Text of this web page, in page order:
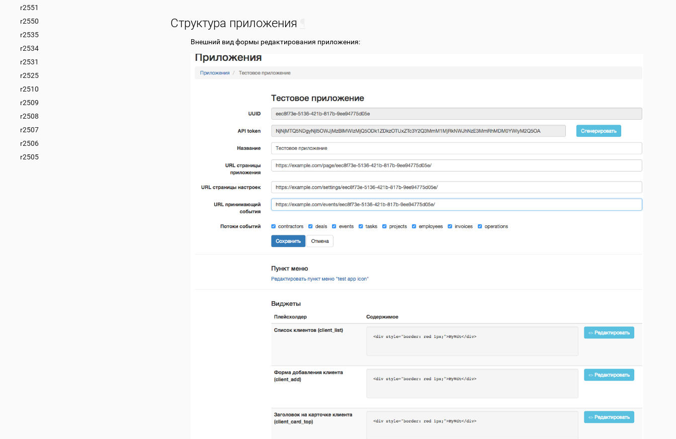
r2551
r2550
r2535
r2534
r2531
r2525
r2510
r2509
r2508
r2507
r2506
r2505
Структура приложения
Внешний вид формы редактирования приложения: